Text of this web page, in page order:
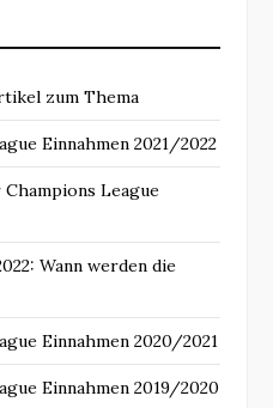
zum Thema
Einnahmen 2021/2022
League
Wann werden die
Einnahmen 2020/2021
Einnahmen 2019/2020